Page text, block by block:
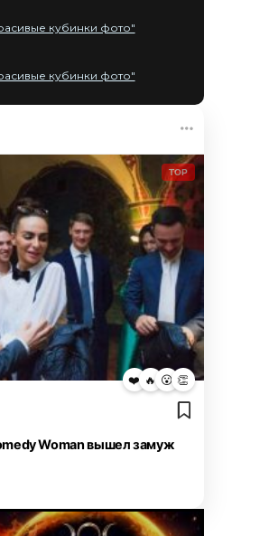
кубинки фото"
кубинки фото"
TOP
❤️ 🔥 😮 👏
Woman вышел замуж